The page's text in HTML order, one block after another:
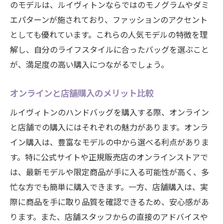
長持ちさせるための保管方法
バッグの劣化を防ぐ日常ケア
地域密着！大府市でのルイヴィトンショッピン
グ体験を最大化する方法
イベントやフェアを楽しむ方法
ショッピング体験をより特別にするコツ
地元ならではのカスタマイズオプション
大府市の文化に溶け込むルイヴィトン体験
地元の魅力を活かしたショッピングツアー
のモデルは、ルイヴィトンならではのモノグラムやダミ
エパターンが施されており、ファッションのアクセント
としても優れています。これらの人気モデルの特徴を理
解し、自分のライフスタイルに合ったバッグを選ぶこと
が、満足度の高い購入につながるでしょう。
オンラインと店舗購入のメリット比較
ルイヴィトンのハンドバッグを購入する際、オンライン
と店舗での購入にはそれぞれの魅力があります。オンラ
イン購入は、豊富なモデルの中から選べる利点がありま
す。特に公式サイトや正規販売店のオンラインストアで
は、最新モデルや限定商品が手に入る可能性が高く、多
忙な方でも簡単に購入できます。一方、店舗購入は、実
際に商品を手に取り品質を確認できるため、安心感があ
ります。また、店舗スタッフからの直接のアドバイスや